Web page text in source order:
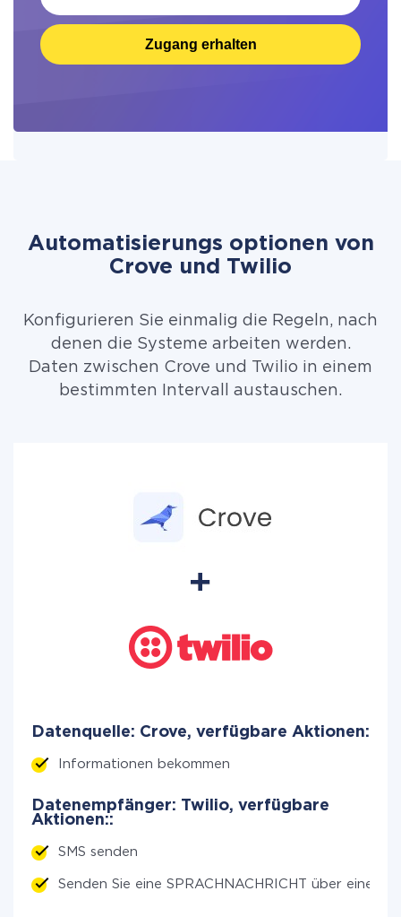
Zugang erhalten
Automatisierungs optionen von
Crove und Twilio
Konfigurieren Sie einmalig die Regeln, nach
denen die Systeme arbeiten werden.
Daten zwischen Crove und Twilio in einem
bestimmten Intervall austauschen.
Datenquelle: Crove, verfügbare Aktionen:
Informationen bekommen
Datenempfänger: Twilio, verfügbare
Aktionen::
SMS senden
Senden Sie eine SPRACHNACHRICHT über einen